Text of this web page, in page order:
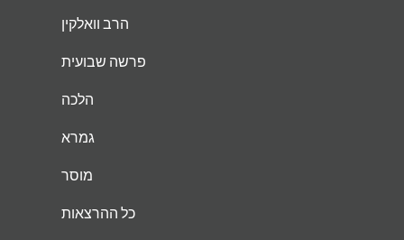
הרב וואלקין
פרשה שבועית
הלכה
גמרא
מוסר
כל ההרצאות